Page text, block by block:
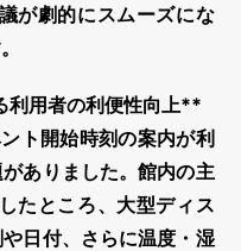
が劇的にスムーズにな
利用者の利便性向上**
ト開始時刻の案内が利
ありました。館内の主
たところ、大型ディス
日付、さらに温度・湿